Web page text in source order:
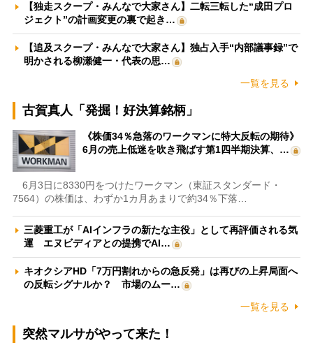
【独走スクープ・みんなで大家さん】二転三転した“成田プロ
ジェクト”の計画変更の裏で起き…
【追及スクープ・みんなで大家さん】独占入手“内部議事録”で
明かされる柳瀬健一・代表の思…
一覧を見る
古賀真人「発掘！好決算銘柄」
《株価34％急落のワークマンに特大反転の期待》
6月の売上低迷を吹き飛ばす第1四半期決算、…
6月3日に8330円をつけたワークマン（東証スタンダード・
7564）の株価は、わずか1カ月あまりで約34％下落…
三菱重工が「AIインフラの新たな主役」として再評価される気
運 エヌビディアとの提携でAI…
キオクシアHD「7万円割れからの急反発」は再びの上昇局面へ
の反転シグナルか？ 市場のムー…
一覧を見る
突然マルサがやって来た！